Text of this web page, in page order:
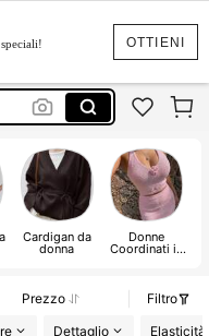
OTTIENI
Cardigan da
donna
Donne
Coordinati in
Prezzo
Filtro
Dettaglio